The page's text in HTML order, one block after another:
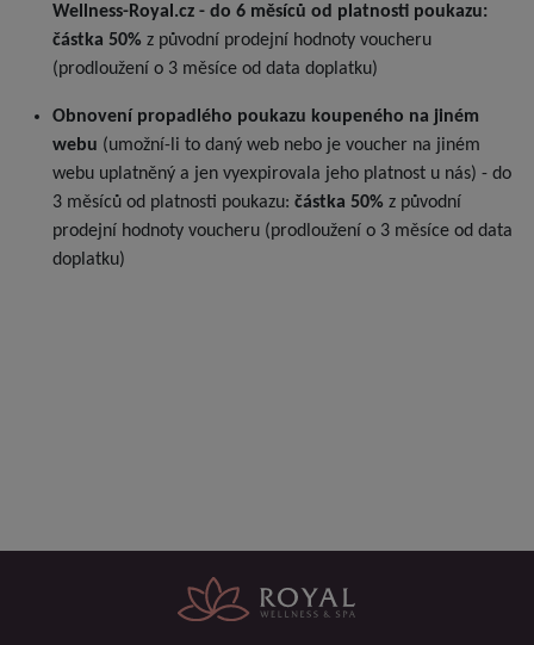
Wellness-Royal.cz - do 6 měsíců od platnosti poukazu:
částka 50% z původní prodejní hodnoty voucheru
(prodloužení o 3 měsíce od data doplatku)
Obnovení propadlého poukazu koupeného na jiném
webu (umožní-li to daný web nebo je voucher na jiném
webu uplatněný a jen vyexpirovala jeho platnost u nás) - do
3 měsíců od platnosti poukazu: částka 50% z původní
prodejní hodnoty voucheru (prodloužení o 3 měsíce od data
doplatku)